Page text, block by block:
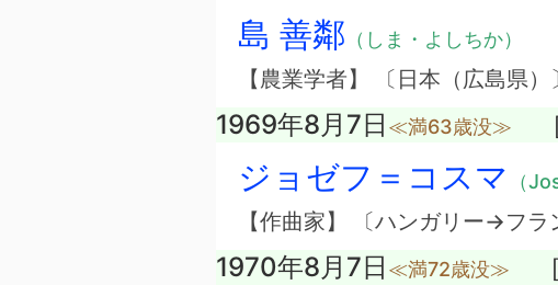
島 善鄰 （しま・よしちか）
【農業学者】 〔日本（広島県）〕
1969年8月7日 ≪満63歳没≫
ジョゼフ＝コスマ （
【作曲家】 〔ハンガリー→フラ
1970年8月7日 ≪満72歳没≫